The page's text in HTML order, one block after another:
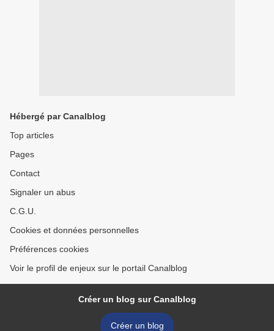
Hébergé par Canalblog
Top articles
Pages
Contact
Signaler un abus
C.G.U.
Cookies et données personnelles
Préférences cookies
Voir le profil de enjeux sur le portail Canalblog
Créer un blog sur Canalblog
Créer un blog